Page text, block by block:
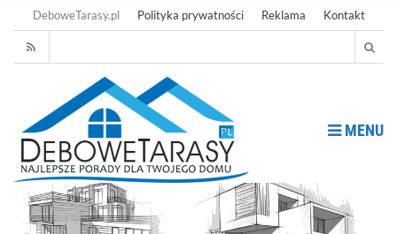
DeboweTarasy.pl Polityka prywatności Reklama Kontakt
MENU